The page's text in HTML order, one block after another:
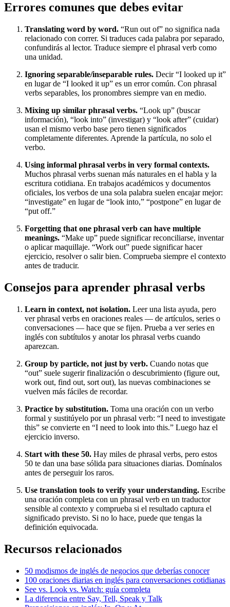
Errores comunes que debes evitar
Translating word by word. “Run out of” no significa nada
relacionado con correr. Si traduces cada palabra por separado,
confundirás al lector. Traduce siempre el phrasal verb como
una unidad.
Ignoring separable/inseparable rules. Decir “I looked up it”
en lugar de “I looked it up” es un error común. Con phrasal
verbs separables, los pronombres siempre van en medio.
Mixing up similar phrasal verbs. “Look up” (buscar
información), “look into” (investigar) y “look after” (cuidar)
usan el mismo verbo base pero tienen significados
completamente diferentes. Aprende la partícula, no solo el
verbo.
Using informal phrasal verbs in very formal contexts.
Muchos phrasal verbs suenan más naturales en el habla y la
escritura cotidiana. En trabajos académicos y documentos
oficiales, los verbos de una sola palabra suelen encajar mejor:
“investigate” en lugar de “look into,” “postpone” en lugar de
“put off.”
Forgetting that one phrasal verb can have multiple
meanings. “Make up” puede significar reconciliarse, inventar
o aplicar maquillaje. “Work out” puede significar hacer
ejercicio, resolver o salir bien. Comprueba siempre el contexto
antes de traducir.
Consejos para aprender phrasal verbs
Learn in context, not isolation. Leer una lista ayuda, pero
ver phrasal verbs en oraciones reales — de artículos, series o
conversaciones — hace que se fijen. Prueba a ver series en
inglés con subtítulos y anotar los phrasal verbs cuando
aparezcan.
Group by particle, not just by verb. Cuando notas que
“out” suele sugerir finalización o descubrimiento (figure out,
work out, find out, sort out), las nuevas combinaciones se
vuelven más fáciles de recordar.
Practice by substitution. Toma una oración con un verbo
formal y sustitúyelo por un phrasal verb: “I need to investigate
this” se convierte en “I need to look into this.” Luego haz el
ejercicio inverso.
Start with these 50. Hay miles de phrasal verbs, pero estos
50 te dan una base sólida para situaciones diarias. Domínalos
antes de perseguir los raros.
Use translation tools to verify your understanding. Escribe
una oración completa con un phrasal verb en un traductor
sensible al contexto y comprueba si el resultado captura el
significado previsto. Si no lo hace, puede que tengas la
definición equivocada.
Recursos relacionados
50 modismos de inglés de negocios que deberías conocer
100 oraciones diarias en inglés para conversaciones cotidianas
See vs. Look vs. Watch: guía completa
La diferencia entre Say, Tell, Speak y Talk